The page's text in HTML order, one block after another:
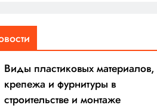
Виды пластиковых материалов,
крепежа и фурнитуры в
строительстве и монтаже